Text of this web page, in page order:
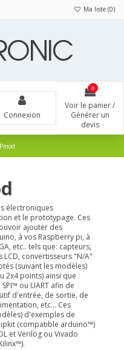
Ma liste (0)
Connexion
0
Voir le panier /
Générer un
devis
électroniques
et le prototypage. Ces
ajouter des
à vos Raspberry pi, à
etc.. tels que: capteurs,
convertisseurs "N/A"
(suivant les modèles)
2x4 points) ainsi que
ou UART afin de
d'entrée, de sortie, de
etc... Ces
d'exemples de
(compatible arduino™)
et Verilog ou Vivado